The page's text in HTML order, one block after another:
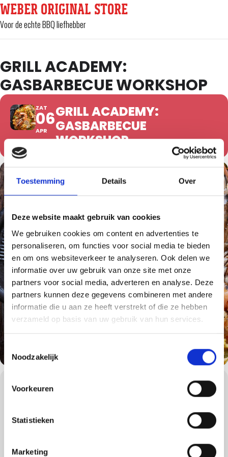
Toestemming Details Over
Deze website maakt gebruik van cookies
We gebruiken cookies om content en advertenties te
personaliseren, om functies voor social media te bieden
en om ons websiteverkeer te analyseren. Ook delen we
informatie over uw gebruik van onze site met onze
partners voor social media, adverteren en analyse. Deze
partners kunnen deze gegevens combineren met andere
informatie die u aan ze heeft verstrekt of die ze hebben
verzameld op basis van uw gebruik van hun services.
Noodzakelijk
Voorkeuren
Statistieken
Marketing
WEBER ORIGINAL STORE
Voor de echte BBQ liefhebber
GRILL ACADEMY:
GASBARBECUE WORKSHOP
ZAT
06
APR
GRILL ACADEMY:
GASBARBECUE
WORKSHOP
WORKSHOPS DETAILS
Samen om en rond de barbecue worden mooie herinneringen
gemaakt, dit is de ultieme Weber beleving waar nog lang over
een drukke werkdag gehad? Met één druk op de knop is uw
gasbarbecue binnen enkele minuten klaar voor gebruik.